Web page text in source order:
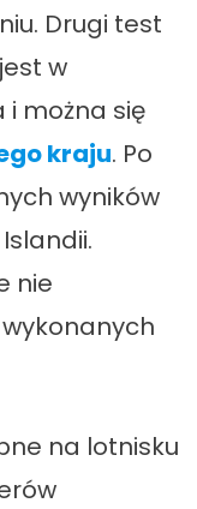
Drugi test
w
i można się
kraju. Po
wyników
nie
na lotnisku